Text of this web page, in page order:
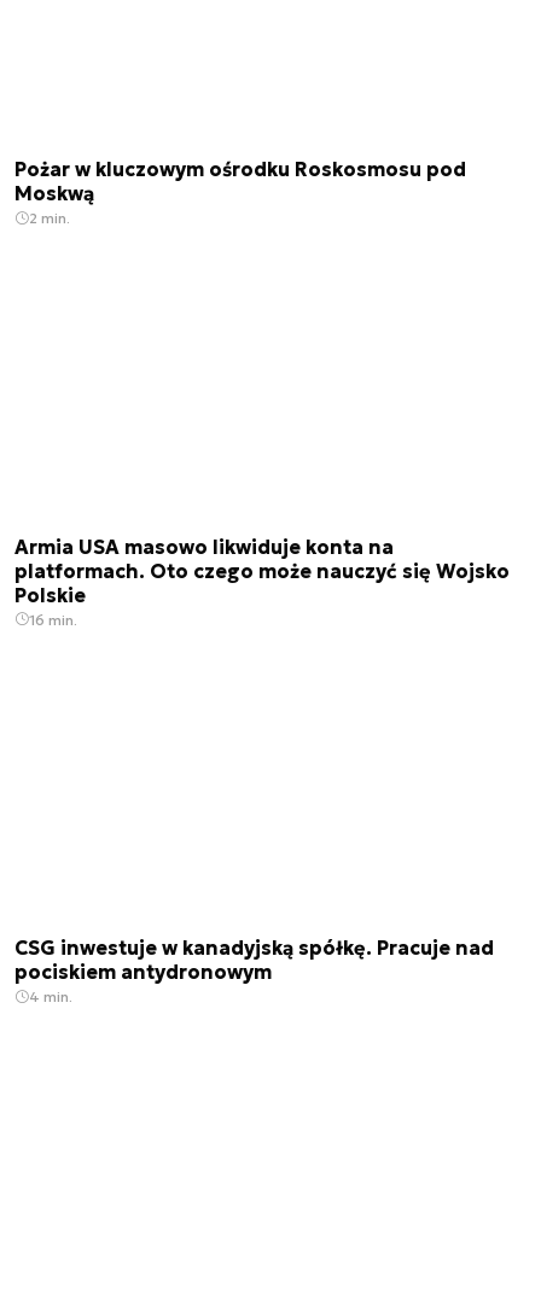
Pożar w kluczowym ośrodku Roskosmosu pod
Moskwą
2 min.
Armia USA masowo likwiduje konta na
platformach. Oto czego może nauczyć się Wojsko
Polskie
16 min.
CSG inwestuje w kanadyjską spółkę. Pracuje nad
pociskiem antydronowym
4 min.